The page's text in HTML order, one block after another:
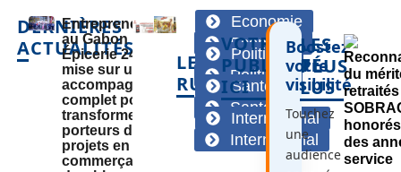
DERNIÈRES
ACTUALITÉS
Entrepreneuriat
au Gabon : «
Épicerie 241 »
mise sur un
accompagnement
complet pour
transformer des
porteurs de
projets en
commerçants
LES
RUBRIQUES
Economie
Politique
Santé
International
Economie
Politique
Santé
International
VOTRE
PUBLICITÉ
ICI
Boostez
votre
visibilité
Touchez
une
audience
LES
PLUS
LUS